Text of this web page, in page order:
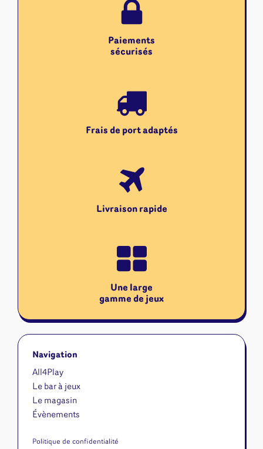
Paiements
sécurisés
Frais de port adaptés
Livraison rapide
Une large
gamme de jeux
Navigation
All4Play
Le bar à jeux
Le magasin
Évènements
Politique de confidentialité